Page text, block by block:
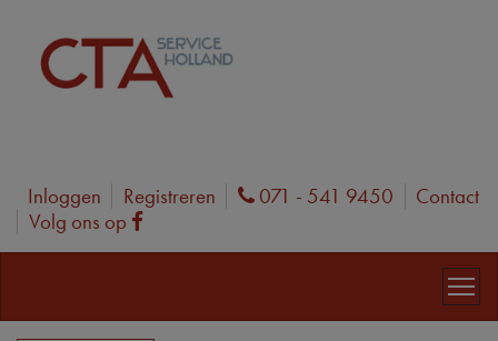
Inloggen Registreren Phone
071 - 541 9450
Contact
Volg ons op
Facebook